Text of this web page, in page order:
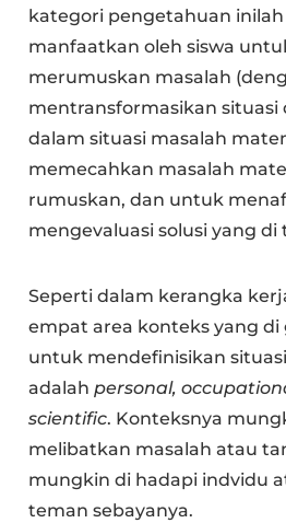
kategori pengetahuan
manfaatkan oleh siswa
merumuskan masalah
mentransformasikan situasi
dalam situasi masalah
memecahkan masalah
rumuskan, dan untuk
mengevaluasi solusi yang di
Seperti dalam kerangka
empat area konteks yang di
untuk mendefinisikan
adalahpersonal,
scientific. Konteksnya
melibatkan masalah atau
mungkin di hadapi indvidu
teman sebayanya.